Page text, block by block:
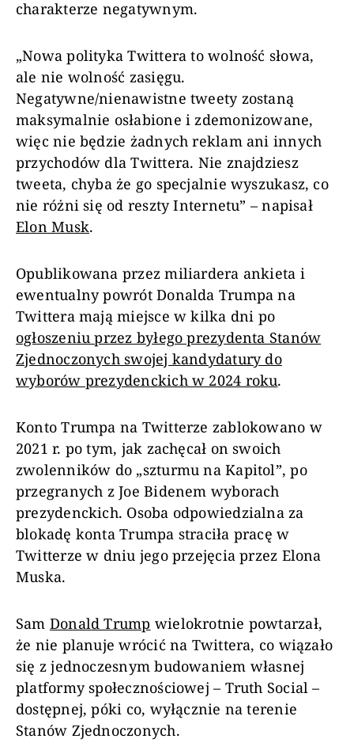
charakterze negatywnym.
„Nowa polityka Twittera to wolność słowa,
ale nie wolność zasięgu.
Negatywne/nienawistne tweety zostaną
maksymalnie osłabione i zdemonizowane,
więc nie będzie żadnych reklam ani innych
przychodów dla Twittera. Nie znajdziesz
tweeta, chyba że go specjalnie wyszukasz, co
nie różni się od reszty Internetu” – napisał
Elon Musk.
Opublikowana przez miliardera ankieta i
ewentualny powrót Donalda Trumpa na
Twittera mają miejsce w kilka dni po
ogłoszeniu przez byłego prezydenta Stanów
Zjednoczonych swojej kandydatury do
wyborów prezydenckich w 2024 roku.
Konto Trumpa na Twitterze zablokowano w
2021 r. po tym, jak zachęcał on swoich
zwolenników do „szturmu na Kapitol”, po
przegranych z Joe Bidenem wyborach
prezydenckich. Osoba odpowiedzialna za
blokadę konta Trumpa straciła pracę w
Twitterze w dniu jego przejęcia przez Elona
Muska.
Sam Donald Trump wielokrotnie powtarzał,
że nie planuje wrócić na Twittera, co wiązało
się z jednoczesnym budowaniem własnej
platformy społecznościowej – Truth Social –
dostępnej, póki co, wyłącznie na terenie
Stanów Zjednoczonych.